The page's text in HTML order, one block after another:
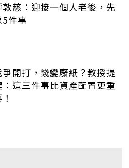
敦慈：迎接一個人老後，先
5件事
爭開打，錢變廢紙？教授提
：這三件事比資產配置更重